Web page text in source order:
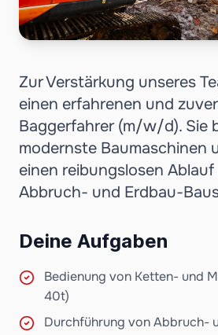
Zur Verstärkung unseres
einen erfahrenen und
Baggerfahrer (m/w/d). Sie
modernste Baumaschinen
einen reibungslosen
Abbruch- und Erdbau-
Deine Aufgaben
Bedienung von Ketten- und
40t)
Durchführung von Abbruch-